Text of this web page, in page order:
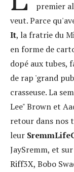
premier
veut. Parce
It, la fratrie du
en forme de
dopé aux tubes,
de rap 'grand
crasseuse. La
Lee" Brown et
retour dans nos
leur
JaySremm, et
Riff3X, Bobo